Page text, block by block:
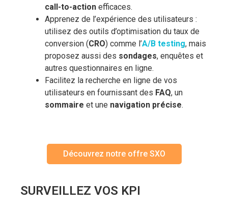
call-to-action efficaces.
Apprenez de l’expérience des utilisateurs :
utilisez des outils d’optimisation du taux de
conversion (CRO) comme l’A/B testing, mais
proposez aussi des sondages, enquêtes et
autres questionnaires en ligne.
Facilitez la recherche en ligne de vos
utilisateurs en fournissant des FAQ, un
sommaire et une navigation précise.
Découvrez notre offre SXO
SURVEILLEZ VOS KPI